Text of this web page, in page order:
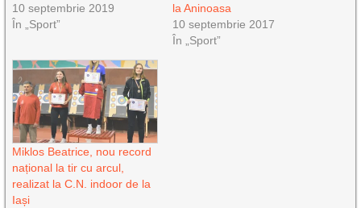
10 septembrie 2019
În „Sport”
la Aninoasa
10 septembrie 2017
În „Sport”
Miklos Beatrice, nou record
național la tir cu arcul,
realizat la C.N. indoor de la
Iași